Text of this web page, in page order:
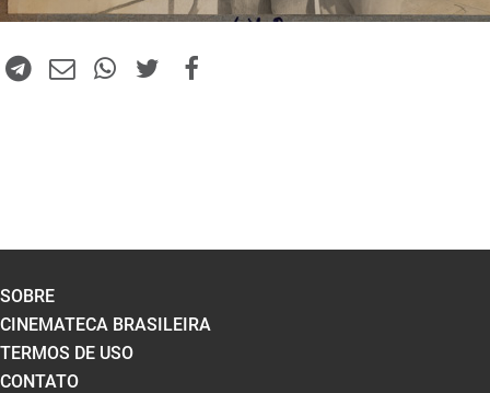
SOBRE
CINEMATECA BRASILEIRA
TERMOS DE USO
CONTATO